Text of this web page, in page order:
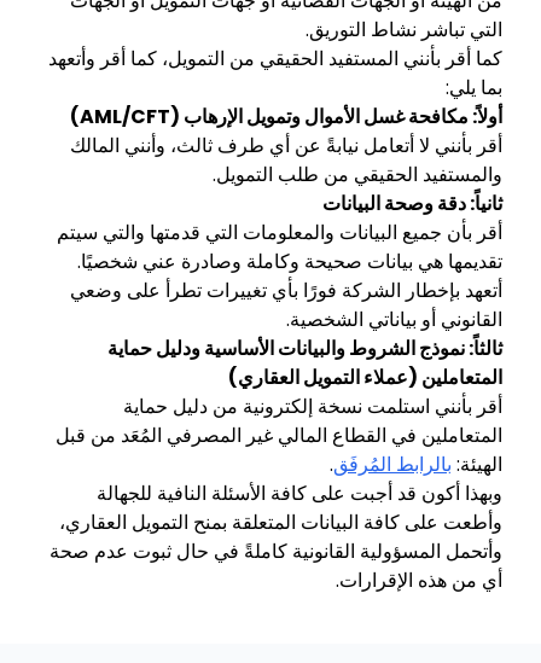
التي تباشر نشاط التوريق.
كما أقر بأنني المستفيد الحقيقي من التمويل، كما أقر وأتعهد
بما يلي:
أولاً: مكافحة غسل الأموال وتمويل الإرهاب (AML/CFT)
أقر بأنني لا أتعامل نيابةً عن أي طرف ثالث، وأنني المالك
والمستفيد الحقيقي من طلب التمويل.
ثانياً: دقة وصحة البيانات
أقر بأن جميع البيانات والمعلومات التي قدمتها والتي سيتم
تقديمها هي بيانات صحيحة وكاملة وصادرة عني شخصيًا.
أتعهد بإخطار الشركة فورًا بأي تغييرات تطرأ على وضعي
القانوني أو بياناتي الشخصية.
ثالثاً: نموذج الشروط والبيانات الأساسية ودليل حماية
المتعاملين (عملاء التمويل العقاري)
أقر بأنني استلمت نسخة إلكترونية من دليل حماية
المتعاملين في القطاع المالي غير المصرفي المُعَد من قبل
الهيئة: بالرابط المُرفَق.
وبهذا أكون قد أجبت على كافة الأسئلة النافية للجهالة
وأطعت على كافة البيانات المتعلقة بمنح التمويل العقاري،
وأتحمل المسؤولية القانونية كاملةً في حال ثبوت عدم صحة
أي من هذه الإقرارات.